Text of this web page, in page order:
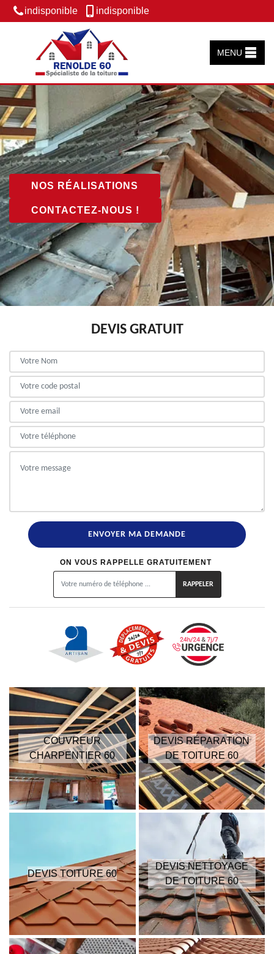
indisponible indisponible
MENU
NOS RÉALISATIONS
CONTACTEZ-NOUS !
DEVIS GRATUIT
ON VOUS RAPPELLE GRATUITEMENT
COUVREUR
CHARPENTIER 60
DEVIS RÉPARATION
DE TOITURE 60
DEVIS TOITURE 60
DEVIS NETTOYAGE
DE TOITURE 60